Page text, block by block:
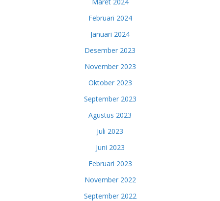
Februari 2024
Januari 2024
Desember 2023
November 2023
Oktober 2023
September 2023
Agustus 2023
Juli 2023
Juni 2023
Februari 2023
November 2022
September 2022